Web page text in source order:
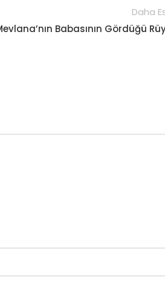
Daha
Babasının Gördüğü